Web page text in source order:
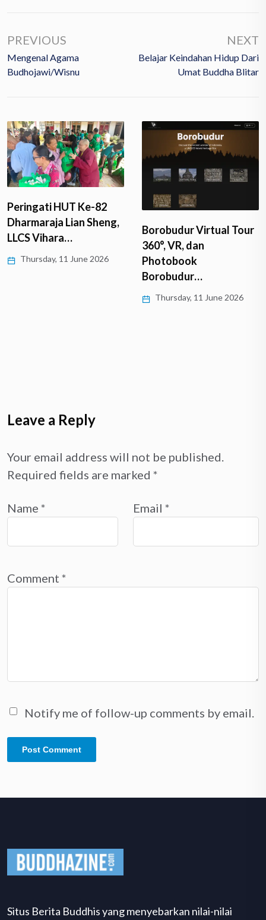
PREVIOUS
Mengenal Agama
Budhojawi/Wisnu
NEXT
Belajar Keindahan Hidup Dari
Umat Buddha Blitar
Peringati HUT Ke-82
Dharmaraja Lian Sheng,
LLCS Vihara…
Thursday, 11 June 2026
Borobudur Virtual Tour
360°, VR, dan
Photobook
Borobudur…
Thursday, 11 June 2026
Leave a Reply
Your email address will not be published.
Required fields are marked *
Name * Email *
Comment *
Notify me of follow-up comments by email.
Situs Berita Buddhis yang menyebarkan nilai-nilai